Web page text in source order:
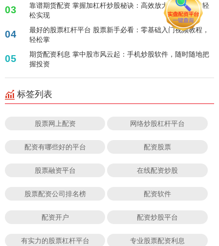
03
靠谱期货配资 掌握加杠杆炒股秘诀：高效放大投资效益，轻
松实现
04
最好的股票杠杆平台 股票新手必看：零基础入门视频教程，
轻松掌
05
期货配资利息 掌中股市风云起：手机炒股软件，随时随地把
握投资
标签列表
股票网上配资 网络炒股杠杆平台
配资有哪些好的平台 配资股票
股票融资平台 在线配资炒股
股票配资公司排名榜 配资软件
配资开户 配资炒股平台
有实力的股票杠杆平台 专业股票配资利息